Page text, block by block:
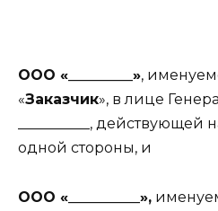
ООО «_________»,
«Заказчик», в лице
__________, действующей
одной стороны, и
ООО «__________»,